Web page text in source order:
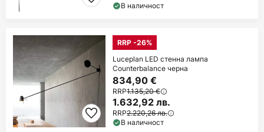
В наличност
RRP -26%
Luceplan LED стенна лампа
Counterbalance черна
834,90 €
RRP1.135,20 €
1.632,92 лв.
RRP2.220,26 лв.
В наличност